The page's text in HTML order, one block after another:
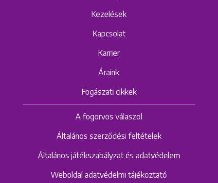
Kezelések
Kapcsolat
Karrier
Áraink
Fogászati cikkek
A fogorvos válaszol
Általános szerződési feltételek
Általános játékszabályzat és adatvédelem
Weboldal adatvédelmi tájékoztató